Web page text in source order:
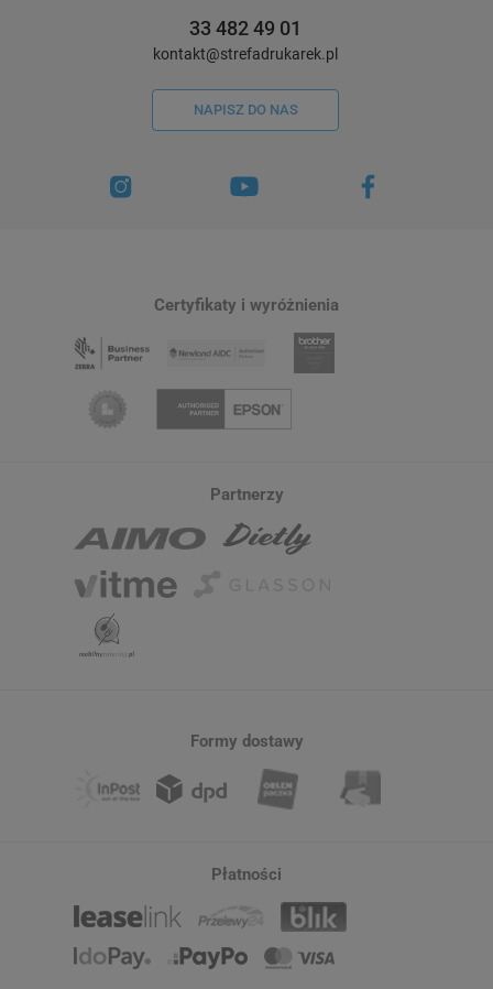
33 482 49 01
kontakt@strefadrukarek.pl
NAPISZ DO NAS
Certyfikaty i wyróżnienia
Partnerzy
Formy dostawy
Płatności